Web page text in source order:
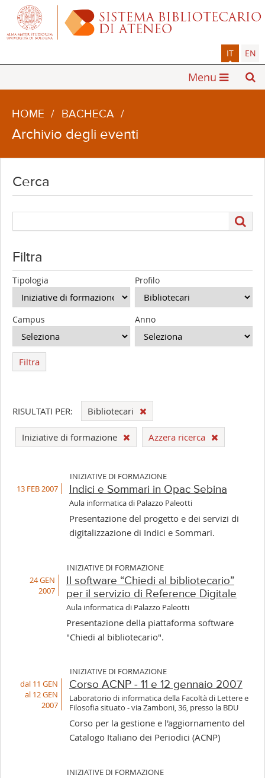
IT EN
Menu
HOME / BACHECA /
Archivio degli eventi
Cerca
Filtra
Tipologia Profilo
Campus Anno
Filtra
RISULTATI PER: Bibliotecari
Iniziative di formazione Azzera ricerca
INIZIATIVE DI FORMAZIONE
13 FEB 2007
Indici e Sommari in Opac Sebina
Aula informatica di Palazzo Paleotti
Presentazione del progetto e dei servizi di
digitalizzazione di Indici e Sommari.
INIZIATIVE DI FORMAZIONE
24 GEN
2007
Il software “Chiedi al bibliotecario”
per il servizio di Reference Digitale
Aula informatica di Palazzo Paleotti
Presentazione della piattaforma software
"Chiedi al bibliotecario".
INIZIATIVE DI FORMAZIONE
dal 11 GEN
al 12 GEN
2007
Corso ACNP - 11 e 12 gennaio 2007
Laboratorio di informatica della Facoltà di Lettere e
Filosofia situato - via Zamboni, 36, presso la BDU
Corso per la gestione e l'aggiornamento del
Catalogo Italiano dei Periodici (ACNP)
INIZIATIVE DI FORMAZIONE